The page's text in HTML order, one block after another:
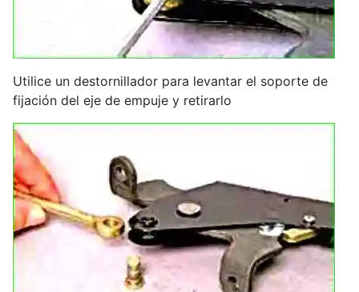
Utilice un destornillador para levantar el soporte de
fijación del eje de empuje y retirarlo